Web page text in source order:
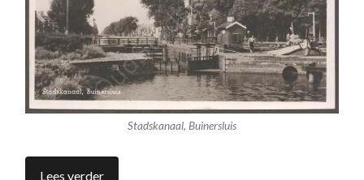
Stadskanaal, Buinersluis
Lees verder